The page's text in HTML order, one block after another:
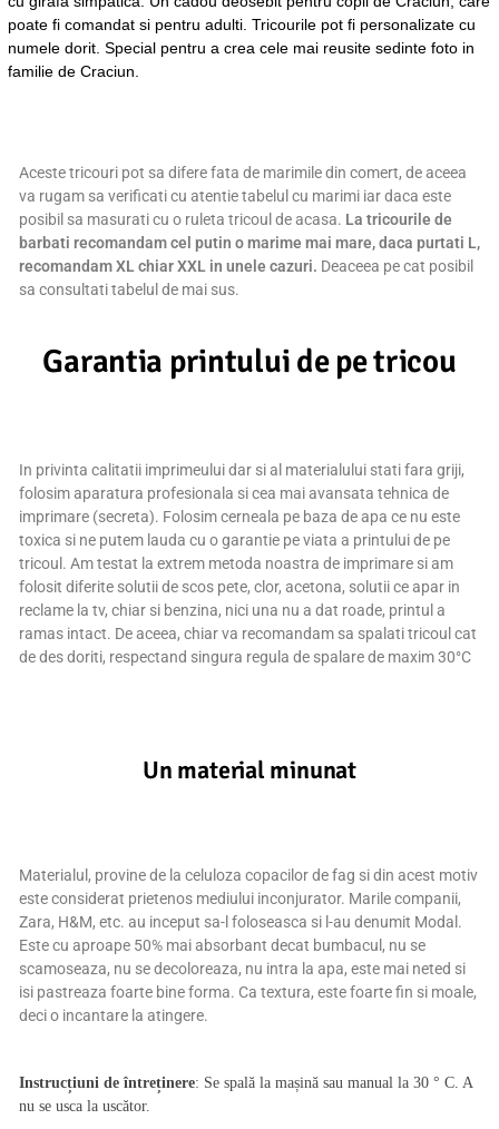
poate fi comandat si pentru adulti. Tricourile pot fi personalizate cu
numele dorit. Special pentru a crea cele mai reusite sedinte foto in
familie de Craciun.
Aceste tricouri pot sa difere fata de marimile din comert, de aceea
va rugam sa verificati cu atentie tabelul cu marimi iar daca este
posibil sa masurati cu o ruleta tricoul de acasa. La tricourile de
barbati recomandam cel putin o marime mai mare, daca purtati L,
recomandam XL chiar XXL in unele cazuri. Deaceea pe cat posibil
sa consultati tabelul de mai sus.
Garantia printului de pe tricou
In privinta calitatii imprimeului dar si al materialului stati fara griji,
folosim aparatura profesionala si cea mai avansata tehnica de
imprimare (secreta). Folosim cerneala pe baza de apa ce nu este
toxica si ne putem lauda cu o garantie pe viata a printului de pe
tricoul. Am testat la extrem metoda noastra de imprimare si am
folosit diferite solutii de scos pete, clor, acetona, solutii ce apar in
reclame la tv, chiar si benzina, nici una nu a dat roade, printul a
ramas intact. De aceea, chiar va recomandam sa spalati tricoul cat
de des doriti, respectand singura regula de spalare de maxim 30°C
Un material minunat
Materialul, provine de la celuloza copacilor de fag si din acest motiv
este considerat prietenos mediului inconjurator. Marile companii,
Zara, H&M, etc. au inceput sa-l foloseasca si l-au denumit Modal.
Este cu aproape 50% mai absorbant decat bumbacul, nu se
scamoseaza, nu se decoloreaza, nu intra la apa, este mai neted si
isi pastreaza foarte bine forma. Ca textura, este foarte fin si moale,
deci o incantare la atingere.
Instrucțiuni de întreținere: Se spală la mașină sau manual la 30 ° C. A
nu se usca la uscător.